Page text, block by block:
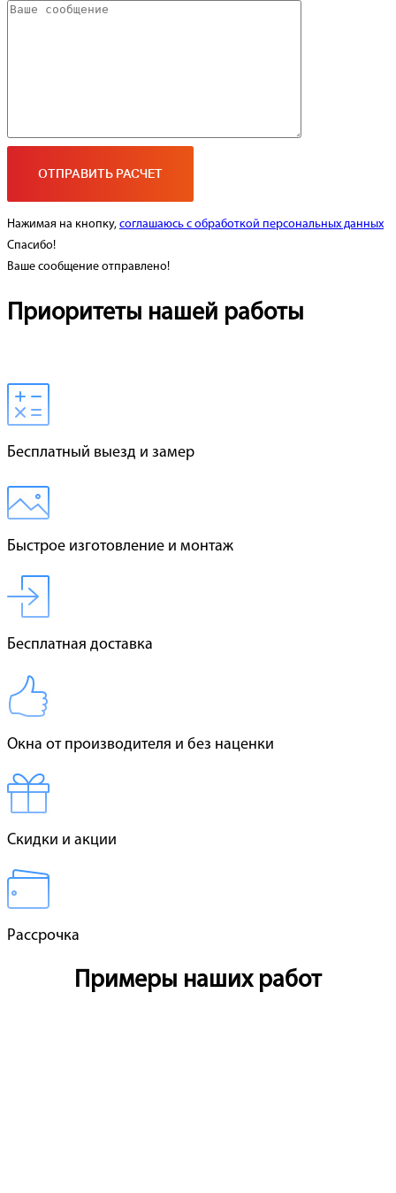
Нажимая на кнопку, соглашаюсь с обработкой персональных данных
Спасибо!
Ваше сообщение отправлено!
Приоритеты нашей работы
Бесплатный выезд и замер
Быстрое изготовление и монтаж
Бесплатная доставка
Окна от производителя и без наценки
Скидки и акции
Рассрочка
Примеры наших работ